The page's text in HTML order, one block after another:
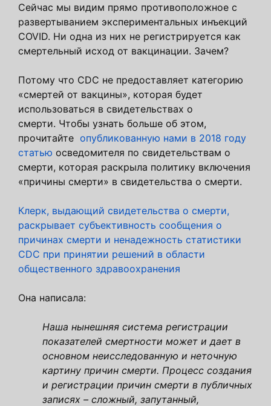
Сейчас мы видим прямо противоположное с
развертыванием экспериментальных инъекций
COVID. Ни одна из них не регистрируется как
смертельный исход от вакцинации. Зачем?
Потому что CDC не предоставляет категорию
«смертей от вакцины», которая будет
использоваться в свидетельствах о
смерти. Чтобы узнать больше об этом,
прочитайте опубликованную нами в 2018 году
статью осведомителя по свидетельствам о
смерти, которая раскрыла политику включения
«причины смерти» в свидетельства о смерти.
Клерк, выдающий свидетельства о смерти,
раскрывает субъективность сообщения о
причинах смерти и ненадежность статистики
CDC при принятии решений в области
общественного здравоохранения
Она написала:
Наша нынешняя система регистрации
показателей смертности может и дает в
основном неисследованную и неточную
картину причин смерти. Процесс создания
и регистрации причин смерти в публичных
записях – сложный, запутанный,